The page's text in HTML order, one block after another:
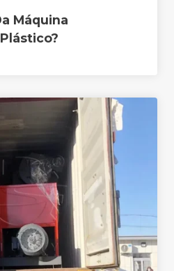
Máquina